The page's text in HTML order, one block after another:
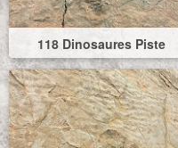
118 Dinosaures Piste